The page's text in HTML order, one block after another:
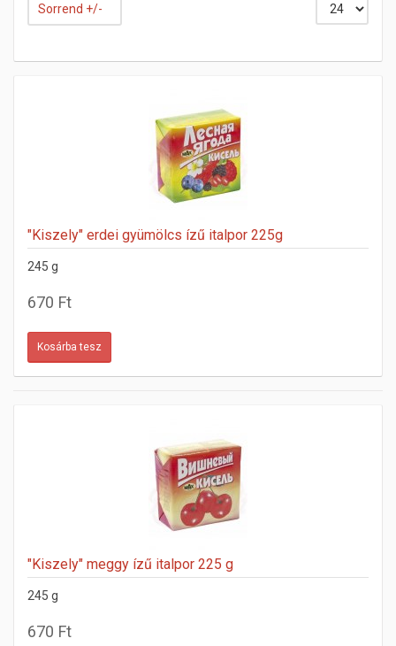
Sorrend +/-
"Kiszely" erdei gyümölcs ízű italpor 225g
245 g
670 Ft
"Kiszely" meggy ízű italpor 225 g
245 g
670 Ft